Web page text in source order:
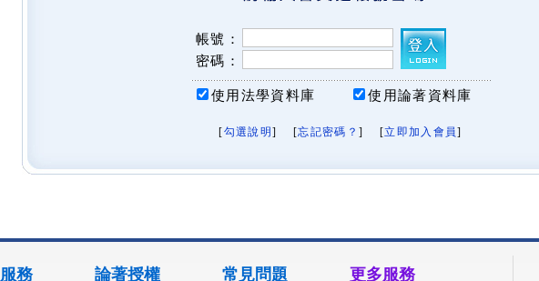
帳號：
密碼：
使用法學資料庫 使用論著資料庫
[勾選說明 ] [忘記密碼？ ] [立即加入會員]
務 論著授權 常見問題 更多服務